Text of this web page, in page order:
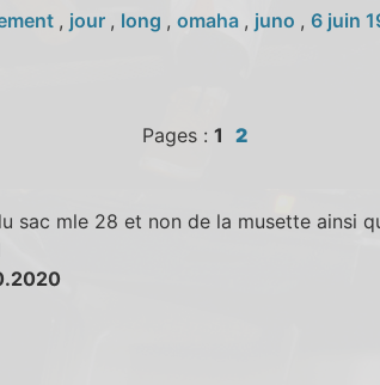
, jour , long , omaha , juno , 6 juin
Pages : 1 2
sac mle 28 et non de la musette ainsi